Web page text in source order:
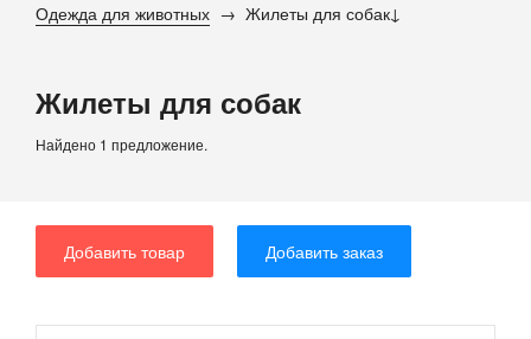
Одежда для животных
Жилеты для собак
Жилеты для собак
Найдено 1 предложение.
Добавить товар Добавить заказ